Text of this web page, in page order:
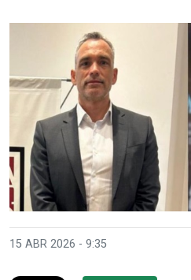
15 ABR 2026 - 9:35